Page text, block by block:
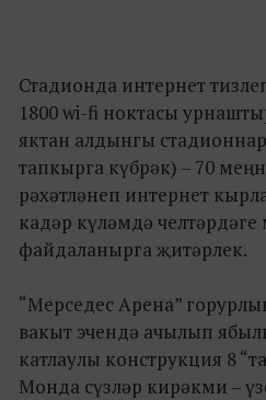
Стадионда интернет
1800 wi-fi ноктасы
яктан алдынгы
тапкырга күбрәк) – 70
рәхәтләнеп интернет
кадәр күләмдә
файдаланырга җитәрлек.
“Мерседес Арена”
вакыт эчендә ачылып
катлаулы конструкция 8
Монда сүзләр кирәкми –